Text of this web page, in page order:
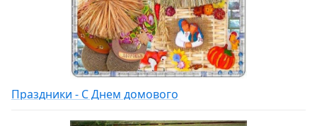
Праздники - С Днем домового